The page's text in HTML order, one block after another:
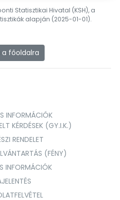
Statisztikai Hivatal (KSH), a
alapján (2025-01-01).
a főoldalra
INFORMÁCIÓK
KÉRDÉSEK (GY.I.K.)
RENDELET
(FÉNY)
INFORMÁCIÓK